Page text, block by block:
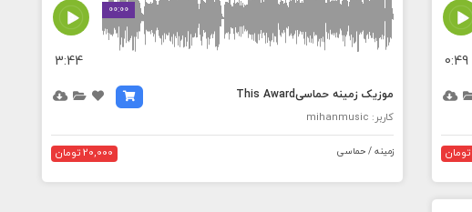
0:49
00:00
3:44
موزیک زمینه حماسیThis Award
کاربر: mihanmusic
زمینه / حماسی 20,000 تومان